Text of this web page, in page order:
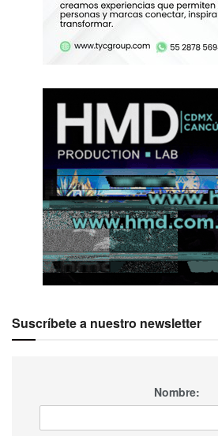
Suscríbete a nuestro newsletter
Nombre: